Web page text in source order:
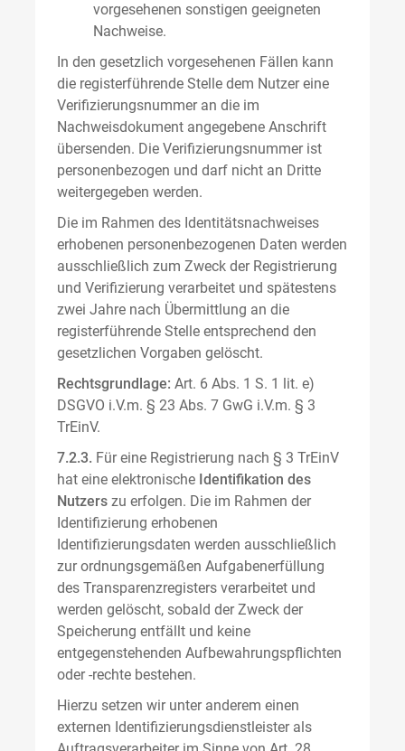
vorgesehenen sonstigen geeigneten
Nachweise.
In den gesetzlich vorgesehenen Fällen kann
die registerführende Stelle dem Nutzer eine
Verifizierungsnummer an die im
Nachweisdokument angegebene Anschrift
übersenden. Die Verifizierungsnummer ist
personenbezogen und darf nicht an Dritte
weitergegeben werden.
Die im Rahmen des Identitätsnachweises
erhobenen personenbezogenen Daten werden
ausschließlich zum Zweck der Registrierung
und Verifizierung verarbeitet und spätestens
zwei Jahre nach Übermittlung an die
registerführende Stelle entsprechend den
gesetzlichen Vorgaben gelöscht.
Rechtsgrundlage: Art. 6 Abs. 1 S. 1 lit. e)
DSGVO i.V.m. § 23 Abs. 7 GwG i.V.m. § 3
TrEinV.
7.2.3. Für eine Registrierung nach § 3 TrEinV
hat eine elektronische Identifikation des
Nutzers zu erfolgen. Die im Rahmen der
Identifizierung erhobenen
Identifizierungsdaten werden ausschließlich
zur ordnungsgemäßen Aufgabenerfüllung
des Transparenzregisters verarbeitet und
werden gelöscht, sobald der Zweck der
Speicherung entfällt und keine
entgegenstehenden Aufbewahrungspflichten
oder -rechte bestehen.
Hierzu setzen wir unter anderem einen
externen Identifizierungsdienstleister als